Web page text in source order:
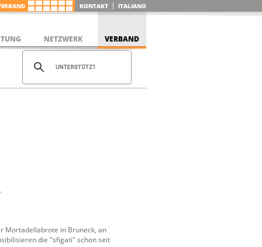
KONTAKT ITALIANO
NETZWERK VERBAND
Mortadellabrote in Bruneck, an
die "sfigati" schon seit